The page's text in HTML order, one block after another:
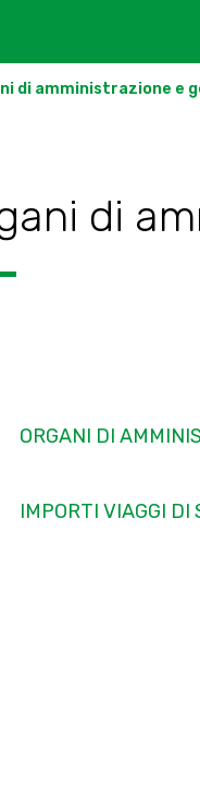
di amministrazione e
di
ORGANI DI
IMPORTI VIAGGI DI